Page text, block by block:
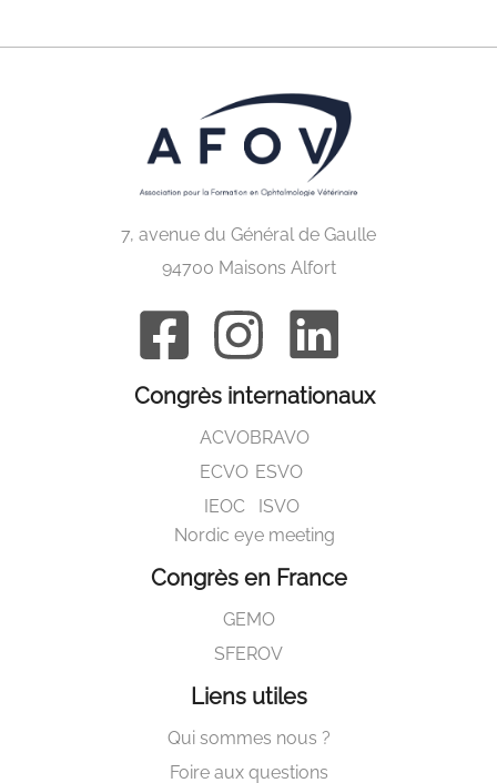
7, avenue du Général de Gaulle
94700 Maisons Alfort
Congrès internationaux
ACVO
ECVO
IEOC
BRAVO
ESVO
ISVO
Nordic eye meeting
Congrès en France
GEMO
SFEROV
Liens utiles
Qui sommes nous ?
Foire aux questions